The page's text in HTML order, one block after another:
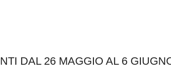
DAL 26 MAGGIO AL 6